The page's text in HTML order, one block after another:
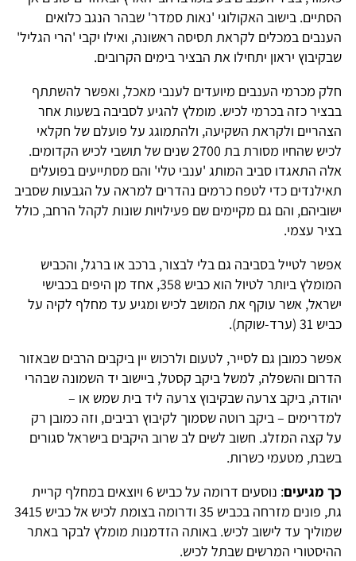
הסתיים. בישוב האקולוגי 'נאות סמדר' שבהר הנגב כלואים
הענבים במכלים לקראת תסיסה ראשונה, ואילו יקבי 'הרי הגליל'
שבקיבוץ יראון יתחילו את הבציר בימים הקרובים.
חלק מכרמי הענבים מיועדים לענבי מאכל, ואפשר להשתתף
בבציר כזה בכרמי לכיש. מומלץ להגיע לסביבה בשעות אחר
הצהריים ולקראת השקיעה, ולהתמוגג על פועלם של חקלאי
לכיש שהחיו מסורת בת 2700 שנים של תושבי לכיש הקדומים.
אלה התאגדו סביב המותג 'ענבי טלי' והם מסתייעים בפועלים
תאילנדים כדי לטפח כרמים נהדרים למראה על הגבעות שסביב
ישוביהם, והם גם מקיימים שם פעילויות שונות לקהל הרחב, כולל
בציר עצמי.
אפשר לטייל בסביבה גם בלי לבצור, ברכב או ברגל, והכביש
המומלץ ביותר לטיול הוא כביש 358, אחד מן היפים בכבישי
ישראל, אשר עוקף את המושב לכיש ומגיע עד מחלף לקיה על
כביש 31 (ערד-שוקת).
אפשר כמובן גם לסייר, לטעום ולרכוש יין ביקבים הרבים שבאזור
הדרום והשפלה, למשל ביקב קסטל, ביישוב יד השמונה שבהרי
יהודה, ביקב צרעה שבקיבוץ צרעה ליד בית שמש או –
למדרימים – ביקב רוטה שסמוך לקיבוץ רביבים, וזה כמובן רק
על קצה המזלג. חשוב לשים לב שרוב היקבים בישראל סגורים
בשבת, מטעמי כשרות.
כך מגיעים
: נוסעים דרומה על כביש 6 ויוצאים במחלף קריית
גת, פונים מזרחה בכביש 35 ודרומה בצומת לכיש אל כביש 3415
שמוליך עד לישוב לכיש. באותה הזדמנות מומלץ לבקר באתר
ההיסטורי המרשים שבתל לכיש.